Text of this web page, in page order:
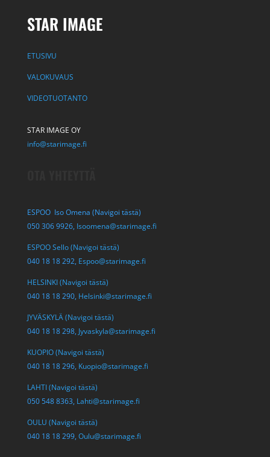
STAR IMAGE
ETUSIVU
VALOKUVAUS
VIDEOTUOTANTO
STAR IMAGE OY
info@starimage.fi
ESPOO Iso Omena (Navigoi tästä)
050 306 9926, Isoomena@starimage.fi
ESPOO Sello (Navigoi tästä)
040 18 18 292, Espoo@starimage.fi
HELSINKI (Navigoi tästä)
040 18 18 290, Helsinki@starimage.fi
JYVÄSKYLÄ (Navigoi tästä)
040 18 18 298, Jyvaskyla@starimage.fi
KUOPIO (Navigoi tästä)
040 18 18 296, Kuopio@starimage.fi
LAHTI (Navigoi tästä)
050 548 8363, Lahti@starimage.fi
OULU (Navigoi tästä)
040 18 18 299, Oulu@starimage.fi